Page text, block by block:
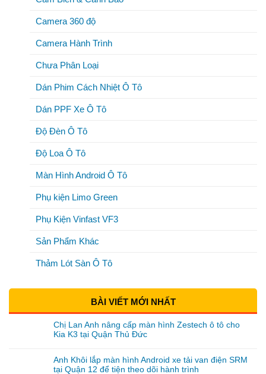
Camera 360 độ
Camera Hành Trình
Chưa Phân Loại
Dán Phim Cách Nhiệt Ô Tô
Dán PPF Xe Ô Tô
Độ Đèn Ô Tô
Độ Loa Ô Tô
Màn Hình Android Ô Tô
Phụ kiện Limo Green
Phụ Kiện Vinfast VF3
Sản Phẩm Khác
Thảm Lót Sàn Ô Tô
BÀI VIẾT MỚI NHẤT
Chị Lan Anh nâng cấp màn hình Zestech ô tô cho
Kia K3 tại Quận Thủ Đức
Anh Khôi lắp màn hình Android xe tải van điện SRM
tại Quận 12 để tiện theo dõi hành trình